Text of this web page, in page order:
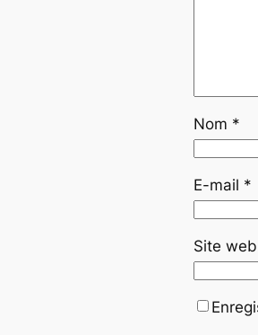
Nom *
E-mail *
Site web